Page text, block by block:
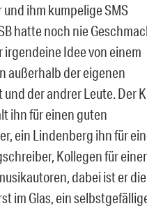
und ihm kumpelige SMS
hatte noch nie
irgendeine Idee von einem
außerhalb der eigenen
der andrer Leute. Der
ihn für einen guten
ein Lindenberg ihn für
Kollegen für
dabei ist er die
im Glas, ein